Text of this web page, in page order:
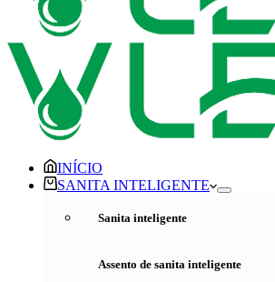
INÍCIO
SANITA INTELIGENTE
Sanita inteligente
Assento de sanita inteligente